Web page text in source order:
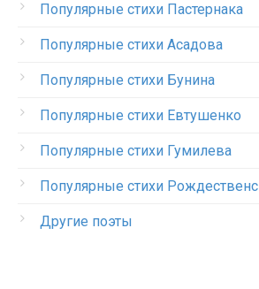
Популярные стихи Пастернака
Популярные стихи Асадова
Популярные стихи Бунина
Популярные стихи Евтушенко
Популярные стихи Гумилева
Популярные стихи
Другие поэты